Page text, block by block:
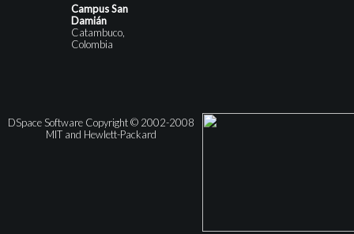
Campus San
Damián
Catambuco,
Colombia
DSpace Software Copyright © 2002-2008
MIT and Hewlett-Packard